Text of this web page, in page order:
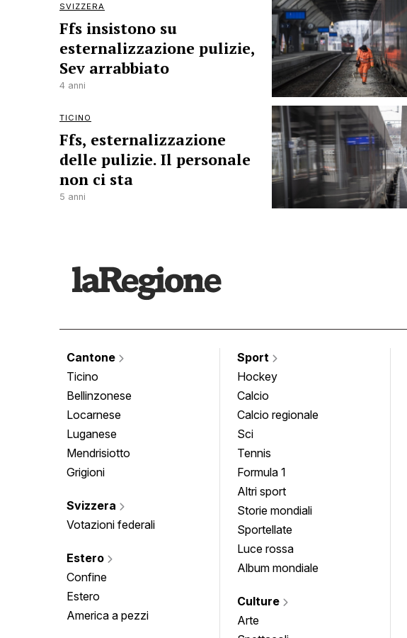
SVIZZERA
Ffs insistono su
esternalizzazione pulizie,
Sev arrabbiato
4 anni
TICINO
Ffs, esternalizzazione
delle pulizie. Il personale
non ci sta
5 anni
Cantone
Ticino
Bellinzonese
Locarnese
Luganese
Mendrisiotto
Grigioni
Svizzera
Votazioni federali
Estero
Confine
Estero
America a pezzi
Sport
Hockey
Calcio
Calcio regionale
Sci
Tennis
Formula 1
Altri sport
Storie mondiali
Sportellate
Luce rossa
Album mondiale
Culture
Arte